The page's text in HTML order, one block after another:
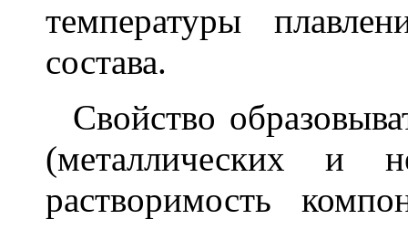
температуры
состава.
Свойство
(металлических и
растворимость